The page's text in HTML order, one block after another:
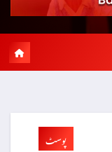
پوسٹ